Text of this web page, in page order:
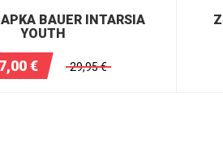
BAUER INTARSIA
YOUTH
€ 29,95€